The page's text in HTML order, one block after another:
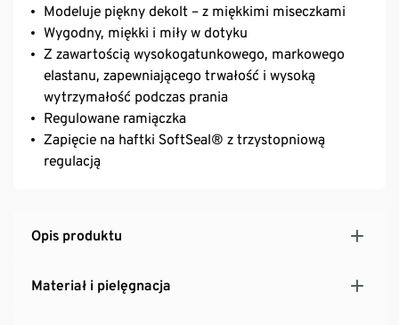
Modeluje piękny dekolt – z miękkimi miseczkami
Wygodny, miękki i miły w dotyku
Z zawartością wysokogatunkowego, markowego
elastanu, zapewniającego trwałość i wysoką
wytrzymałość podczas prania
Regulowane ramiączka
Zapięcie na haftki SoftSeal® z trzystopniową
regulacją
Opis produktu
Materiał i pielęgnacja